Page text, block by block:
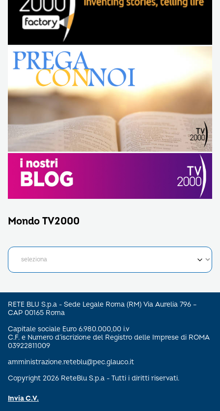
Mondo TV2000
RETE BLU S.p.a - Sede Legale Roma (RM) Via Aurelia 796 –
CAP 00165 Roma
Capitale sociale Euro 6.980.000,00 i.v
C.F. e Numero d’iscrizione del Registro delle Imprese di ROMA
03922811009
amministrazione.reteblu@pec.glauco.it
Copyright 2026 ReteBlu S.p.a - Tutti i diritti riservati.
Invia C.V.